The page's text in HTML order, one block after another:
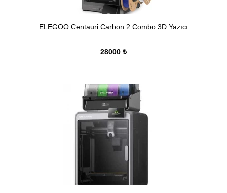
ELEGOO Centauri Carbon 2 Combo 3D Yazıcı
28000 ₺